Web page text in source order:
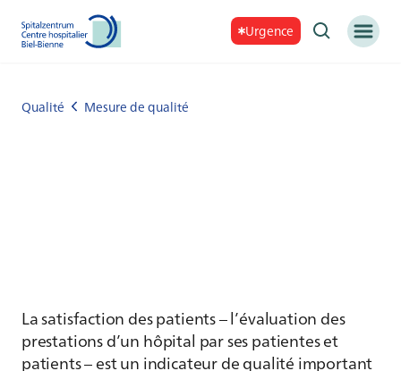
Urgence
Qualité Mesure de qualité
La satisfaction des patients – l’évaluation des
prestations d’un hôpital par ses patientes et
patients – est un indicateur de qualité important